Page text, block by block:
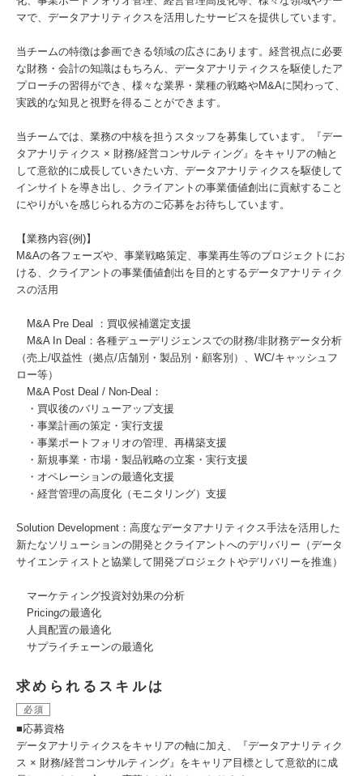
マで、データアナリティクスを活用したサービスを提供しています。
当チームの特徴は参画できる領域の広さにあります。経営視点に必要
な財務・会計の知識はもちろん、データアナリティクスを駆使したア
プローチの習得ができ、様々な業界・業種の戦略やM&Aに関わって、
実践的な知見と視野を得ることができます。
当チームでは、業務の中核を担うスタッフを募集しています。『デー
タアナリティクス × 財務/経営コンサルティング』をキャリアの軸と
して意欲的に成長していきたい方、データアナリティクスを駆使して
インサイトを導き出し、クライアントの事業価値創出に貢献すること
にやりがいを感じられる方のご応募をお待ちしています。
【業務内容(例)】
M&Aの各フェーズや、事業戦略策定、事業再生等のプロジェクトにお
ける、クライアントの事業価値創出を目的とするデータアナリティク
スの活用
M&A Pre Deal ：買収候補選定支援
M&A In Deal：各種デューデリジェンスでの財務/非財務データ分析
（売上/収益性（拠点/店舗別・製品別・顧客別）、WC/キャッシュフ
ロー等）
M&A Post Deal / Non-Deal：
・買収後のバリューアップ支援
・事業計画の策定・実行支援
・事業ポートフォリオの管理、再構築支援
・新規事業・市場・製品戦略の立案・実行支援
・オペレーションの最適化支援
・経営管理の高度化（モニタリング）支援
Solution Development：高度なデータアナリティクス手法を活用した
新たなソリューションの開発とクライアントへのデリバリー（データ
サイエンティストと協業して開発プロジェクトやデリバリーを推進）
マーケティング投資対効果の分析
Pricingの最適化
人員配置の最適化
サプライチェーンの最適化
求められるスキルは
必須
■応募資格
データアナリティクスをキャリアの軸に加え、『データアナリティク
ス × 財務/経営コンサルティング』をキャリア目標として意欲的に成